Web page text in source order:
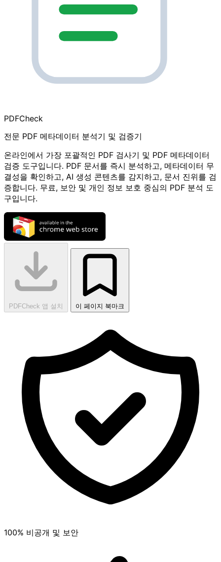
PDFCheck
전문 PDF 메타데이터 분석기 및 검증기
온라인에서 가장 포괄적인 PDF 검사기 및 PDF 메타데이터
검증 도구입니다. PDF 문서를 즉시 분석하고, 메타데이터 무
결성을 확인하고, AI 생성 콘텐츠를 감지하고, 문서 진위를 검
증합니다. 무료, 보안 및 개인 정보 보호 중심의 PDF 분석 도
구입니다.
PDFCheck 앱 설치 이 페이지 북마크
100% 비공개 및 보안